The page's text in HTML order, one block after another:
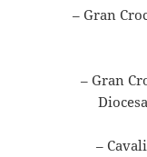
– Gran
– Gran
–